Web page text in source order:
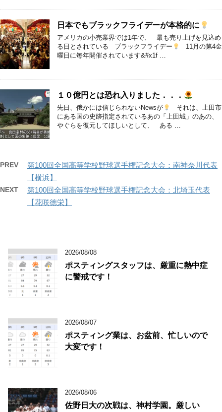
日本でもブラックフライデーが本格的に
アメリカの小売業界では1年で、 最も売り上げを見込め
る日とされている ブラックフライデー
11月の第4金
曜日に毎年開催されています&#x1f …
１０億円とは恐れ入りました．．．
先日、俄かには信じられないNewsが
それは、上田市
にある国の史跡指定されているあの「上田城」のあの、
やぐらを復元してほしいとして、 ある …
PREV
第100回全国高等学校野球選手権記念大会：南神奈川代表
【横浜】
NEXT
第100回全国高等学校野球選手権記念大会：北埼玉代表
【花咲徳栄】
2026/08/08
ポスティングスタッフは、厳重に熱中症
に警戒です！
2026/08/07
ポスティング業は、お盆前、忙しいので
大変です！
2026/08/06
佐野日大の次戦は、神村学園。厳しい